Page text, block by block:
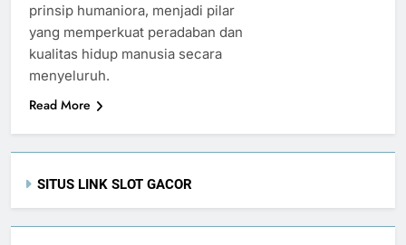
prinsip humaniora, menjadi pilar
yang memperkuat peradaban dan
kualitas hidup manusia secara
menyeluruh.
Read More
SITUS LINK SLOT GACOR